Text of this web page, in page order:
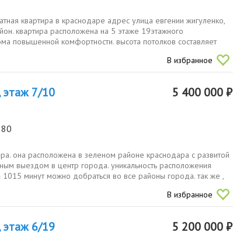
квартира в краснодаре адрес улица евгении жигуленко,
квартира расположена на 5 этаже 19этажного
повышенной комфортности. высота потолков составляет
В избранное
этаж 7/10 5 400 000 ₽
она расположена в зеленом районе краснодара с развитой
выездом в центр города. уникальность расположения
1015 минут можно добраться во все районы города. так же ,
В избранное
этаж 6/19 5 200 000 ₽